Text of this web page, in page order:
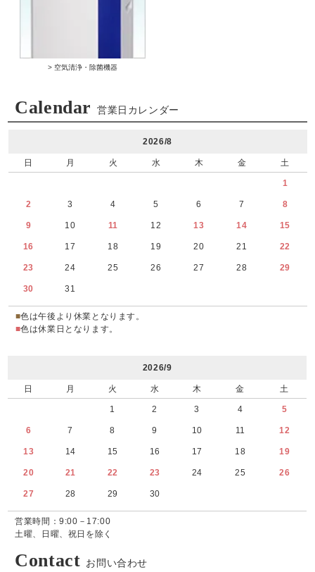
> 空気清浄・除菌機器
Calendar 営業日カレンダー
2026/8
日 月 火 水 木 金 土
1
2 3 4 5 6 7 8
9 10 11 12 13 14 15
16 17 18 19 20 21 22
23 24 25 26 27 28 29
30 31
■色は午後より休業となります。
■色は休業日となります。
2026/9
日 月 火 水 木 金 土
1 2 3 4 5
6 7 8 9 10 11 12
13 14 15 16 17 18 19
20 21 22 23 24 25 26
27 28 29 30
営業時間：9:00－17:00
土曜、日曜、祝日を除く
Contact お問い合わせ